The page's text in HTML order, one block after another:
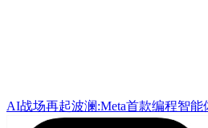
AI战场再起波澜:Meta首款编程智能